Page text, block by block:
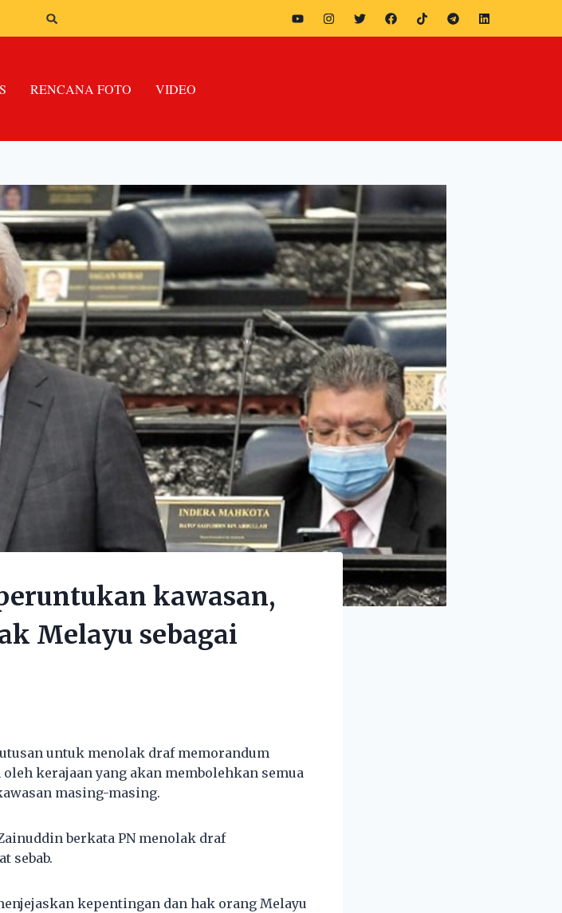
RENCANA FOTO VIDEO
kawasan,
Melayu sebagai
untuk menolak draf memorandum
kerajaan yang akan membolehkan semua
masing-masing.
berkata PN menolak draf
sebab.
kepentingan dan hak orang Melayu